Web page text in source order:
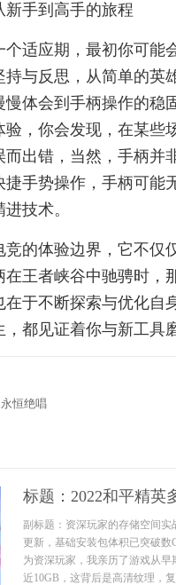
手到高手的旅程
适应期，最初你可能
与反思，从简单的
体会到手柄操作的稳
，你会发现，在某些
出错，当然，手柄并
手势操作，手柄可能
技术。
的体验边界，它不仅
王者峡谷中驰骋时
于不断探索与优化
都见证着你与新工具
恒绝唱
标题：2022和平精英
副标题：资深玩家的存储空间实
更新，基础安装包体积已突破
为资深玩家，我亲历了游戏从
近10GB，这背后是高清纹理，